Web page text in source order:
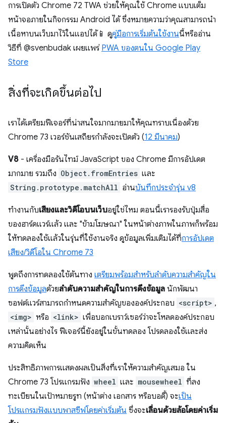
การเปิดตัว Chrome 72 TWA ช่วยให้คุณใช้ Chrome แบบเต็ม
หน้าจอภายในกิจกรรม Android ได้ ซึ่งหมายความว่าคุณสามารถนํา
เนื้อหาบนเว็บมาไว้ในแอปได้📱 ดูคู่มือการเริ่มต้นใช้งานนี้หรืออ่าน
วิธีที่ @svenbudak เผยแพร่ PWA ของตนใน Google Play
Store
สิ่งที่จะเกิดขึ้นต่อไป
เราได้เตรียมฟีเจอร์ที่น่าสนใจมากมายมาให้คุณทราบเนื่องด้วย
Chrome 73 เวอร์ชันเสถียรกำลังจะเปิดตัว (12 มีนาคม)
V8 - เครื่องมือรันไทม์ JavaScript ของ Chrome มีการอัปเดต
มากมาย รวมถึง Object.fromEntries และ
String.prototype.matchAll อ่านบันทึกประจำรุ่น v8
ทำงานกับเสียงและวิดีโอบนเว็บอยู่ใช่ไหม ตอนนี้เรารองรับปุ่มสื่อ
ของฮาร์ดแวร์แล้ว และ "ข้ามโฆษณา" ในหน้าต่างภาพในภาพก็พร้อม
ให้ทดลองใช้แล้วในรุ่นที่ใช้งานจริง ดูข้อมูลเพิ่มเติมได้ที่การอัปเดต
เสียง/วิดีโอใน Chrome 73
พูดถึงการทดลองใช้ต้นทาง เตรียมพร้อมสําหรับลําดับความสําคัญใน
การดึงข้อมูลด้วยลําดับความสําคัญในการดึงข้อมูล นักพัฒนา
ซอฟต์แวร์สามารถกําหนดความสําคัญขององค์ประกอบ <script> ,
<img> หรือ <link> เพื่อบอกเบราว์เซอร์ว่าจะโหลดองค์ประกอบ
เหล่านั้นอย่างไร ฟีเจอร์นี้ยังอยู่ในขั้นทดลอง โปรดลองใช้และส่ง
ความคิดเห็น
ประสิทธิภาพการแสดงผลเป็นสิ่งที่เราให้ความสำคัญเสมอ ใน
Chrome 73 โปรแกรมฟัง wheel และ mousewheel ที่ลง
ทะเบียนในเป้าหมายรูท (หน้าต่าง เอกสาร หรือบอดี้) จะเป็น
โปรแกรมฟังแบบพาสซีฟโดยค่าเริ่มต้น ซึ่งจะเลื่อนด้วยล้อโดยค่าเริ่ม